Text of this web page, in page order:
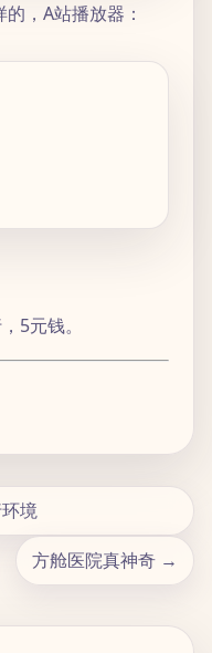
，A站播放器：
5元钱。
境
方舱医院真神奇 →